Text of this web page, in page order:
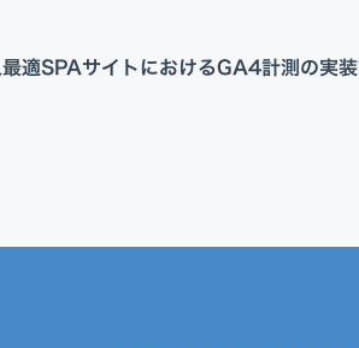
適SPAサイトにおけるGA4計測の実